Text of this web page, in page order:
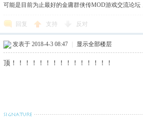
可能是目前为止最好的金庸群侠传MOD游戏交流论
回复 支持 反对
发表于 2018-4-3 08:47 显示全部楼层
顶！！！！！！！！！！！！！！！